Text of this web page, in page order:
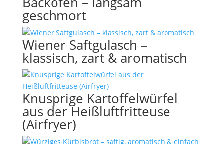
geschmort
Wiener Saftgulasch –
klassisch, zart & aromatisch
Knusprige Kartoffelwürfel
aus der Heißluftfritteuse
(Airfryer)